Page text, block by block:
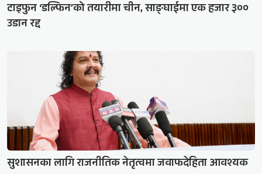
टाइफुन ‘डल्फिन’को तयारीमा चीन, साङ्घाईमा एक हजार ३००
उडान रद्द
सुशासनका लागि राजनीतिक नेतृत्वमा जवाफदेहिता आवश्यक